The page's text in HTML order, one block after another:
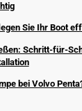
Sie Ihr Boot
Schritt-für-
bei Volvo